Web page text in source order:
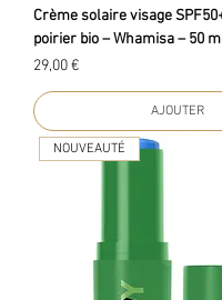
Crème solaire visage
poirier bio – Whamisa – 50
Prix
29,00 €
AJOUTER
NOUVEAUTÉ